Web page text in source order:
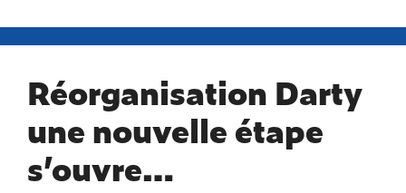
Réorganisation Darty
une nouvelle étape
s’ouvre…